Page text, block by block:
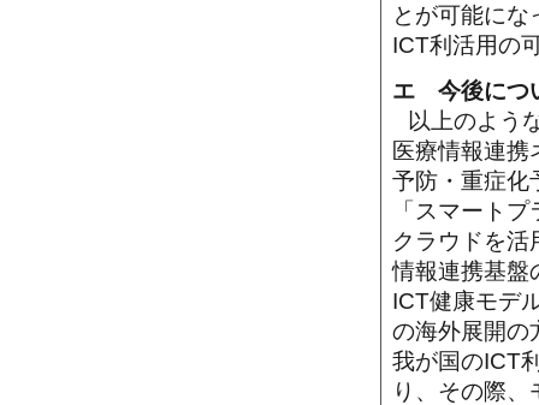
とが可能に
ICT利活用の
エ 今後につ
以上のよう
医療情報連携
予防・重症化
「スマート
クラウドを活
情報連携基盤
ICT健康モデ
の海外展開の
我が国のICT
り、その際